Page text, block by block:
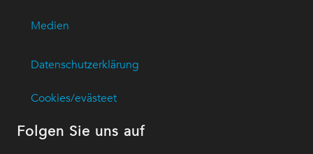
Medien
Datenschutzerklärung
Cookies/evästeet
Folgen Sie uns auf